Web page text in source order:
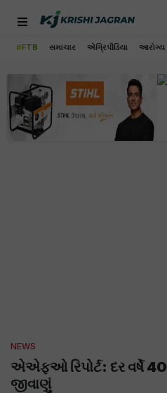
#FTB સમાચાર એગ્રિપીડિયા આરોગ્ય
NEWS
એએફઓ રિપોર્ટ: દર વર્ષે
જીવાણું